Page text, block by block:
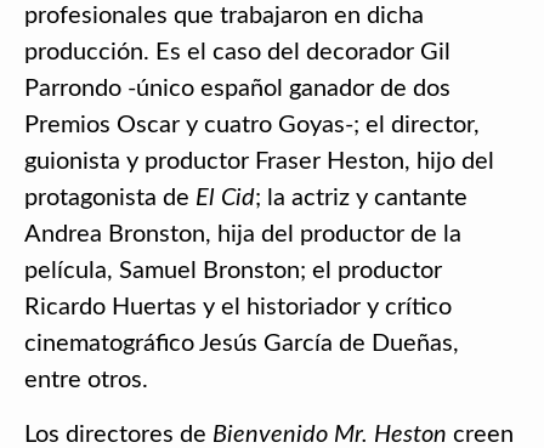
profesionales que trabajaron en dicha
producción. Es el caso del decorador Gil
Parrondo -único español ganador de dos
Premios Oscar y cuatro Goyas-; el director,
guionista y productor Fraser Heston, hijo del
protagonista de El Cid; la actriz y cantante
Andrea Bronston, hija del productor de la
película, Samuel Bronston; el productor
Ricardo Huertas y el historiador y crítico
cinematográfico Jesús García de Dueñas,
entre otros.
Los directores de Bienvenido Mr. Heston creen